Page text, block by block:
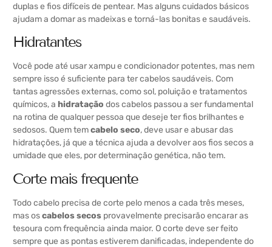
duplas e fios difíceis de pentear. Mas alguns cuidados básicos
ajudam a domar as madeixas e torná-las bonitas e saudáveis.
Hidratantes
Você pode até usar xampu e condicionador potentes, mas nem
sempre isso é suficiente para ter cabelos saudáveis. Com
tantas agressões externas, como sol, poluição e tratamentos
químicos, a hidratação dos cabelos passou a ser fundamental
na rotina de qualquer pessoa que deseje ter fios brilhantes e
sedosos. Quem temcabelo seco, deve usar e abusar das
hidratações, já que a técnica ajuda a devolver aos fios secos a
umidade que eles, por determinação genética, não tem.
Corte mais frequente
Todo cabelo precisa de corte pelo menos a cada três meses,
mas oscabelos secos provavelmente precisarão encarar as
tesoura com frequência ainda maior. O corte deve ser feito
sempre que as pontas estiverem danificadas, independente do